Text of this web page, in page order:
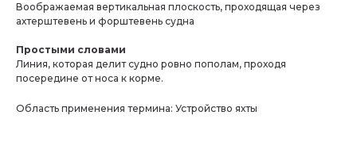
Воображаемая вертикальная плоскость, проходящая через
ахтерштевень и форштевень судна
Простыми словами
Линия, которая делит судно ровно пополам, проходя
посередине от носа к корме.
Область применения термина: Устройство яхты